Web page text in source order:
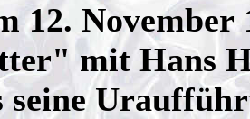
12.
mit Hans
seine